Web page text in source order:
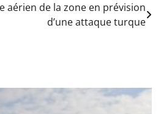
aérien de la zone en prévision
d’une attaque turque